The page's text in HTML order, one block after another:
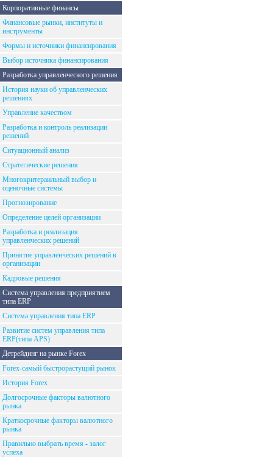
Корпоративные финансы
Финансовые рынки, институты и
инструменты
Формы и источники финансирования
Выбор источника финансирования
Разработка управленческого решения
История науки об управленческих
решениях
Управление качеством
Разработка и контроль реализации
решений
Ситуационный анализ
Стратегические решения
Многокритераильный выбор и
оценочные системы
Прогнозирование
Определение целей организации
Разработка и реализация
управленческих решений
Принятие управленческих решений в
организации
Кадровые решения
Система управления предприятием
типа ERP
Система управления типа ERP
Развитие систем управления типа
ERP(типа APS)
Детрейдинг на рынке Forex
Forex-самый быстрорастущий рынок
История Forex
Долгосрочные факторы валютного
рынка
Краткосрочные факторы валютного
рынка
Правильно выбрать время - залог
успеха